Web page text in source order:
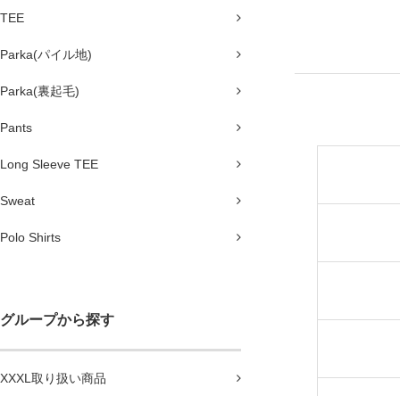
TEE
Parka(パイル地)
Parka(裏起毛)
Pants
Long Sleeve TEE
Sweat
Polo Shirts
グループから探す
XXXL取り扱い商品